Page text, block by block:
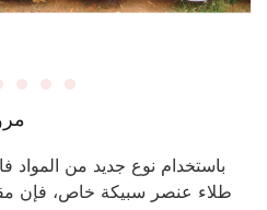
باستخدام نوع جديد من المواد
طلاء عنصر سبيكة خاص، فإن